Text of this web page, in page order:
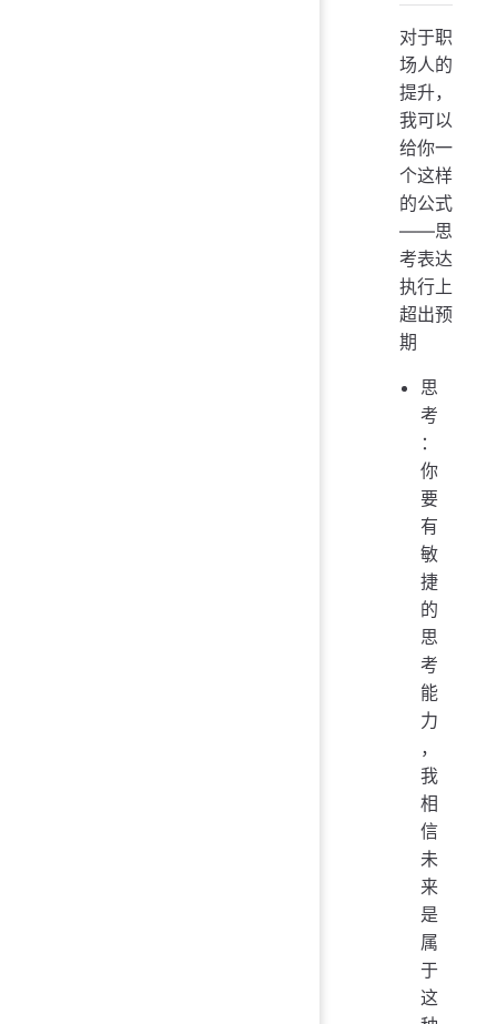
对于职
场人的
提升，
我可以
给你一
个这样
的公式
——思
考表达
执行上
超出预
期
思
考
：
你
要
有
敏
捷
的
思
考
能
力
，
我
相
信
未
来
是
属
于
这